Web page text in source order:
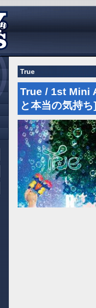
True
True / 1st Mini
と本当の気持